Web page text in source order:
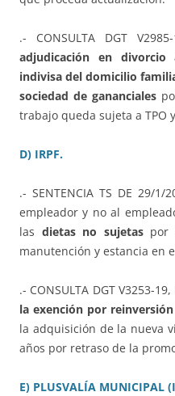
.- CONSULTA DGT
adjudicación en
indivisa del domicilio
sociedad de gananciales
trabajo queda sujeta a TPO
D) IRPF.
.- SENTENCIA TS DE 29/1/
empleador y no al
las dietas no sujetas por
manutención y estancia en
.- CONSULTA DGT V3253-
la exención por
la adquisición de la nueva
años por retraso de la
E) PLUSVALÍA MUNICIPAL